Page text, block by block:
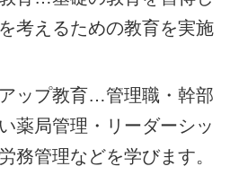
考えるための教育を実施
ップ教育…管理職・幹部
薬局管理・リーダーシッ
務管理などを学びます。